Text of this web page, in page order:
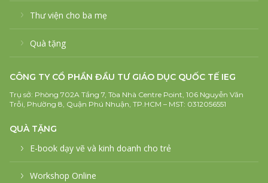
Thư viện cho ba mẹ
Quà tặng
CÔNG TY CỔ PHẦN ĐẦU TƯ GIÁO DỤC QUỐC TẾ IEG
Trụ sở: Phòng 702A Tầng 7, Tòa Nhà Centre Point, 106 Nguyễn Văn
Trỗi, Phường 8, Quận Phú Nhuận, TP.HCM – MST: 0312056551
QUÀ TẶNG
E-book dạy vẽ và kinh doanh cho trẻ
Workshop Online